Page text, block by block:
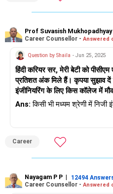
Prof Suvasish Mukhopadhyay
Career Counsellor - Answered
Question by Shaila - Jun 25, 2025
हिंदी करियर सर, मेरी बेटी को
प्रतिशत अंक मिले हैं। कृपया सुझाव
इंजीनियरिंग के लिए किस कॉलेज में
Ans: किसी भी मध्यम श्रेणी में निजी
Career
Nayagam P P | 12494
Career Counsellor - Answered